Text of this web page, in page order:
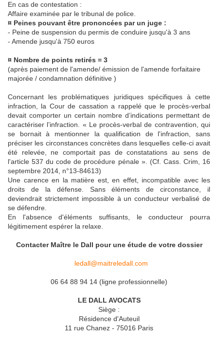
En cas de contestation :
Affaire examinée par le tribunal de police.
¤ Peines pouvant être prononcées par un juge :
- Peine de suspension du permis de conduire jusqu'à 3 ans
- Amende jusqu'à 750 euros
¤ Nombre de points retirés = 3
(après paiement de l'amende/ émission de l'amende forfaitaire
majorée / condamnation définitive )
Concernant les problématiques juridiques spécifiques à cette
infraction, la Cour de cassation a rappelé que le procès-verbal
devait comporter un certain nombre d’indications permettant de
caractériser l’infraction. « Le procès-verbal de contravention, qui
se bornait à mentionner la qualification de l'infraction, sans
préciser les circonstances concrètes dans lesquelles celle-ci avait
été relevée, ne comportait pas de constatations au sens de
l'article 537 du code de procédure pénale ». (Cf. Cass. Crim, 16
septembre 2014, n°13-84613)
Une carence en la matière est, en effet, incompatible avec les
droits de la défense. Sans éléments de circonstance, il
deviendrait strictement impossible à un conducteur verbalisé de
se défendre.
En l'absence d'éléments suffisants, le conducteur pourra
légitimement espérer la relaxe.
Contacter Maître le Dall pour une étude de votre dossier
ledall@maitreledall.com
06 64 88 94 14 (ligne professionnelle)
LE DALL AVOCATS
Siège :
Résidence d'Auteuil
11 rue Chanez - 75016 Paris